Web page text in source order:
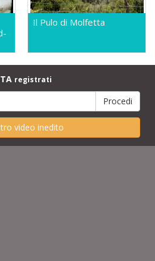
Il Pulo di Molfetta
registrati
video inedito